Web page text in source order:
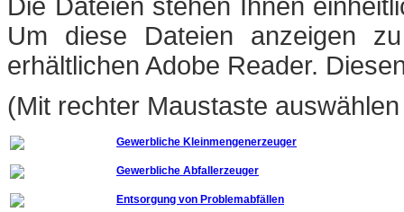
Die Dateien stehen Ihnen
Um diese Dateien anzeigen
erhältlichen Adobe Reader.
(Mit rechter Maustaste
Gewerbliche Kleinmengenerzeuger
Gewerbliche Abfallerzeuger
Entsorgung von Problemabfällen